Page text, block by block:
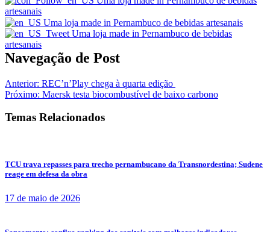
Navegação de Post
Anterior: REC’n’Play chega à quarta edição
Próximo: Maersk testa biocombustível de baixo carbono
Temas Relacionados
TCU trava repasses para trecho pernambucano da Transnordestina; Sudene
reage em defesa da obra
17 de maio de 2026